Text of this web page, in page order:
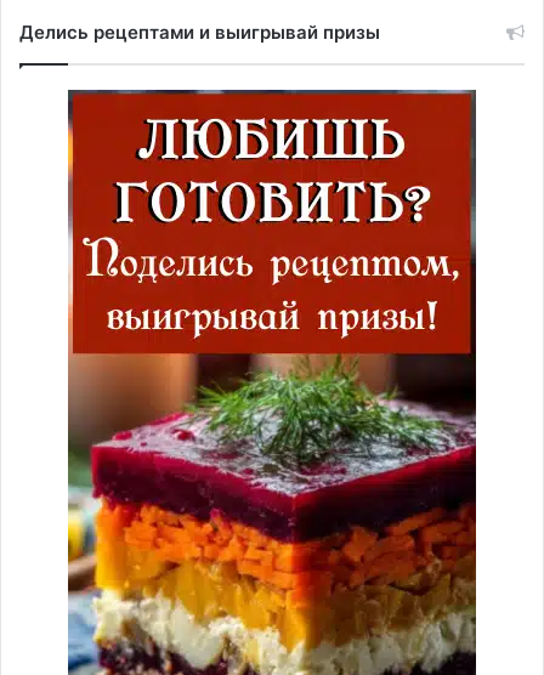
Делись рецептами и выигрывай призы